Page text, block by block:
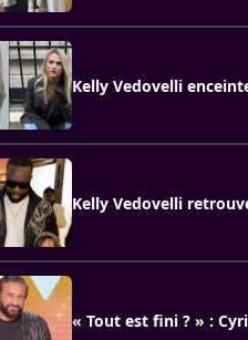
Kelly Vedovelli
Kelly Vedovelli
« Tout est fini ? » :